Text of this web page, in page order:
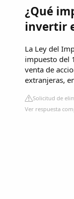
¿Qué
invertir
La Ley del
impuesto del
venta de
extranjeras,
Solicitud de
Ver respuesta